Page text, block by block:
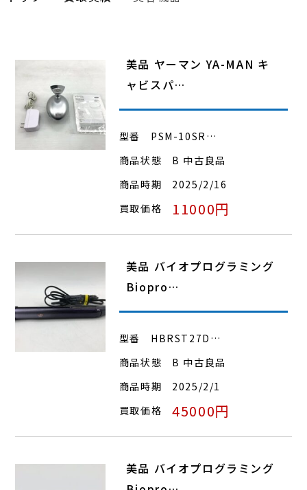
美品 ヤーマン YA-MAN キ
ャビスパ…
型番
PSM-10SR…
商品状態
B 中古良品
商品時期
2025/2/16
買取価格
11000円
美品 バイオプログラミング
Biopro…
型番
HBRST27D…
商品状態
B 中古良品
商品時期
2025/2/1
買取価格
45000円
美品 バイオプログラミング